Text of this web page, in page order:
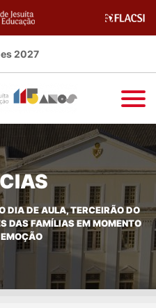
2027
DIA DE AULA, TERCEIRÃO DO
DAS FAMÍLIAS EM MOMENTO